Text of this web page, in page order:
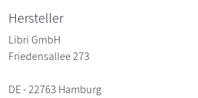
Hersteller
Libri GmbH
Friedensallee 273
DE - 22763 Hamburg